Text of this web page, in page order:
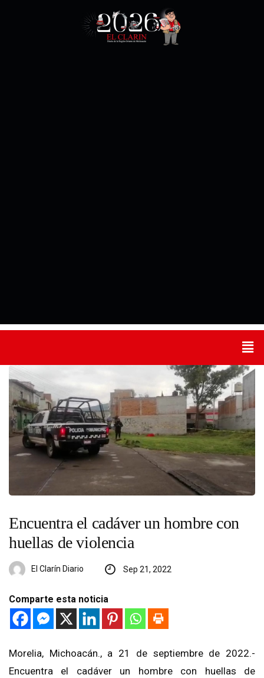
Encuentra el cadáver un hombre con
huellas de violencia
El Clarín Diario Sep 21, 2022
Comparte esta noticia
Morelia, Michoacán., a 21 de septiembre de 2022.-
Encuentra el cadáver un hombre con huellas de